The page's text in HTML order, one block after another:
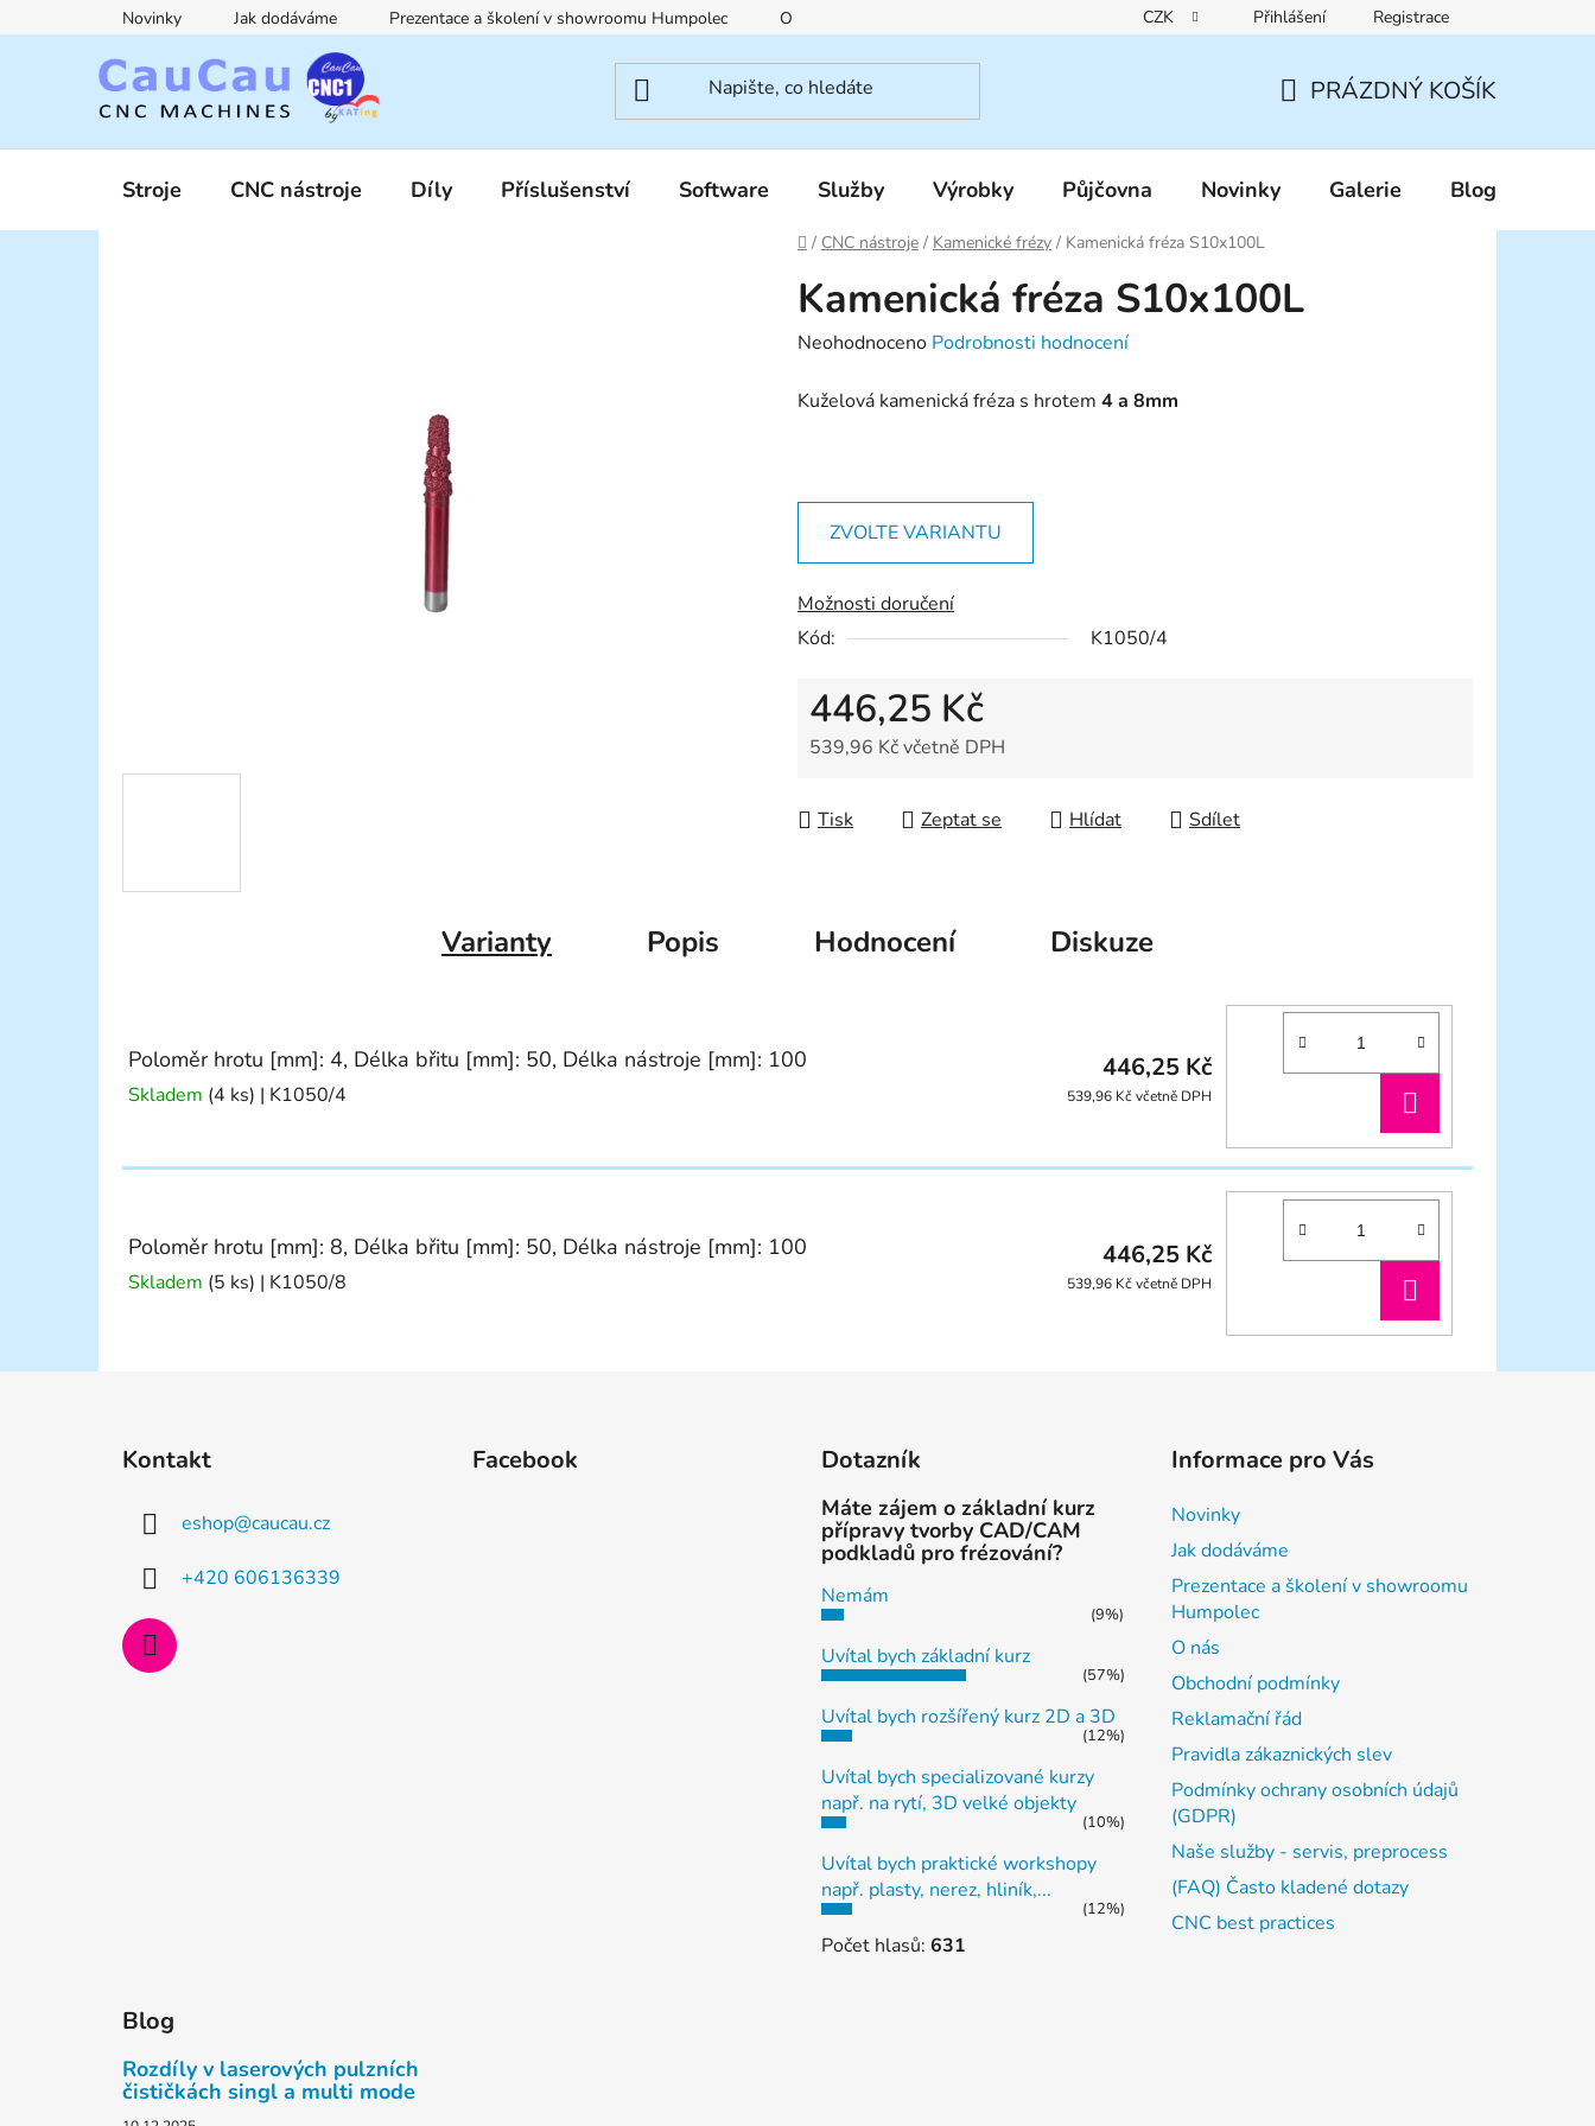
na
Novinky Jak dodáváme Prezentace a školení v showroomu Humpolec O nás Reklamační řád Pravidla zákaznických slev
CZK Přihlášení Registrace
KOŠÍK
PRÁZDNÝ KOŠÍK
Stroje CNC nástroje Díly Příslušenství Software Služby Výrobky Půjčovna Novinky Galerie Blog
Domů
/ CNC nástroje / Kamenické frézy / Kamenická fréza S10x100L
Kamenická fréza S10x100L
Průměrné
produktu
z
hvězdiček.
Neohodnoceno Podrobnosti hodnocení
Kuželová kamenická fréza s hrotem 4 a 8mm
ZVOLTE VARIANTU
Možnosti doručení
Kód:
K1050/4
446,25 Kč
539,96 Kč včetně DPH
Tisk
Zeptat se Hlídat Sdílet
Varianty Popis Hodnocení Diskuze
Poloměr hrotu [mm]: 4, Délka břitu [mm]: 50, Délka nástroje [mm]: 100
Skladem (4 ks) | K1050/4
446,25 Kč
539,96 Kč včetně DPH
KOŠÍKU
Poloměr hrotu [mm]: 8, Délka břitu [mm]: 50, Délka nástroje [mm]: 100
Skladem (5 ks) | K1050/8
446,25 Kč
539,96 Kč včetně DPH
KOŠÍKU
Kontakt
eshop@caucau.cz
+420 606136339
Facebook Dotazník
Máte zájem o základní kurz
přípravy tvorby CAD/CAM
podkladů pro frézování?
Nemám
(9%)
Uvítal bych základní kurz
(57%)
Uvítal bych rozšířený kurz 2D a 3D
(12%)
Uvítal bych specializované kurzy
např. na rytí, 3D velké objekty
(10%)
Uvítal bych praktické workshopy
např. plasty, nerez, hliník,...
(12%)
Počet hlasů: 631
Informace pro Vás
Novinky
Jak dodáváme
Prezentace a školení v showroomu
Humpolec
O nás
Obchodní podmínky
Reklamační řád
Pravidla zákaznických slev
Podmínky ochrany osobních údajů
(GDPR)
Naše služby - servis, preprocess
(FAQ) Často kladené dotazy
CNC best practices
Blog
Rozdíly v laserových pulzních
čističkách singl a multi mode